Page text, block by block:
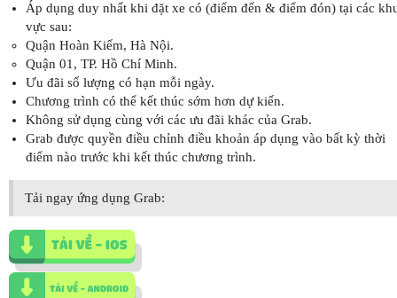
Áp dụng duy nhất khi đặt xe có (điểm đến & điểm đón) tại các
vực sau:
Quận Hoàn Kiếm, Hà Nội.
Quận 01, TP. Hồ Chí Minh.
Ưu đãi số lượng có hạn mỗi ngày.
Chương trình có thể kết thúc sớm hơn dự kiến.
Không sử dụng cùng với các ưu đãi khác của Grab.
Grab được quyền điều chỉnh điều khoản áp dụng vào bất kỳ thời
điểm nào trước khi kết thúc chương trình.
Tải ngay ứng dụng Grab: